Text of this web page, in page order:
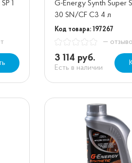
1
G-Energy Synth Super
30 SN/CF C3 4 л
Код товара: 197267
—
3 114 руб.
Есть в наличии